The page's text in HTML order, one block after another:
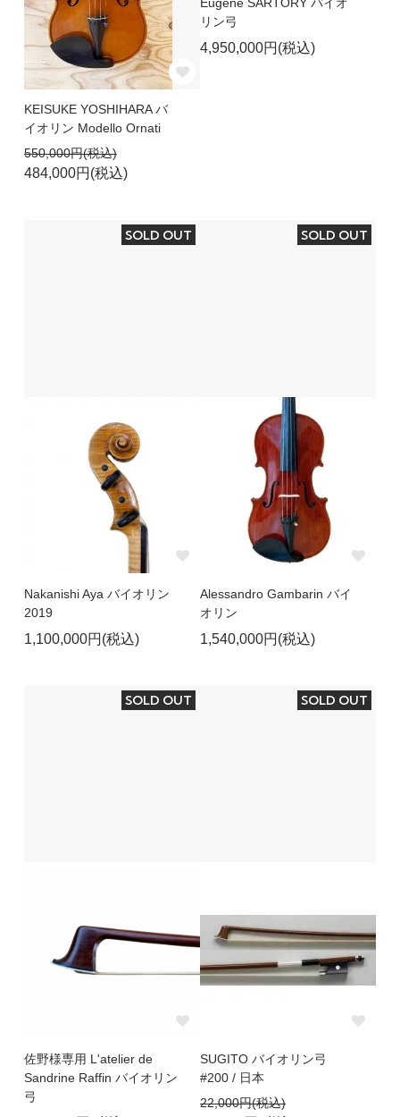
KEISUKE YOSHIHARA バ
イオリン Modello Ornati
550,000円(税込)
484,000円(税込)
Eugene SARTORY バイオ
リン弓
4,950,000円(税込)
SOLD OUT
Nakanishi Aya バイオリン
2019
1,100,000円(税込)
SOLD OUT
Alessandro Gambarin バイ
オリン
1,540,000円(税込)
SOLD OUT
佐野様専用 L'atelier de
Sandrine Raffin バイオリン
弓
SOLD OUT
SUGITO バイオリン弓
#200 / 日本
22,000円(税込)